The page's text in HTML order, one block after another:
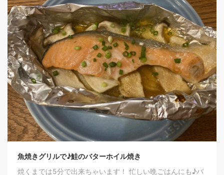
魚焼きグリルで♪鮭のバターホイル焼き
焼くまでは5分で出来ちゃいます！ 忙しい晩ごはんにも♪バ